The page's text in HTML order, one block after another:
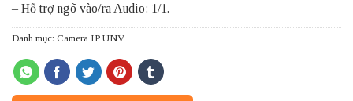
– Hỗ trợ ngõ vào/ra Audio: 1/1.
Danh mục: Camera IP UNV